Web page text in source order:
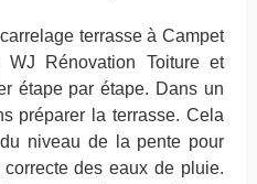
terrasse à Campet
WJ Rénovation Toiture et
étape par étape. Dans un
préparer la terrasse. Cela
niveau de la pente pour
des eaux de pluie.